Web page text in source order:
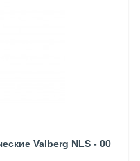
Valberg NLS - 00